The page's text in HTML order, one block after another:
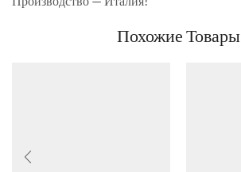
Похожие Товары